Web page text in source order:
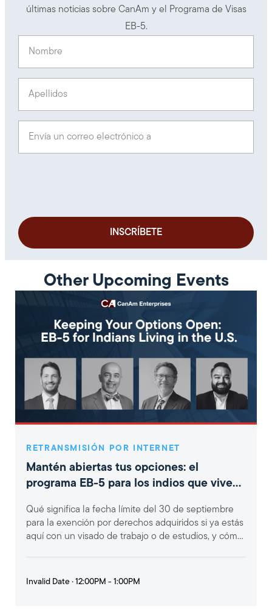
últimas noticias sobre CanAm y el Programa de Visas
EB-5.
Other Upcoming Events
RETRANSMISIÓN POR INTERNET
Mantén abiertas tus opciones: el
programa EB-5 para los indios que viven
Qué significa la fecha límite del 30 de septiembre
para la exención por derechos adquiridos si ya estás
aquí con un visado de trabajo o de estudios, y cómo
Invalid Date · 12:00PM - 1:00PM